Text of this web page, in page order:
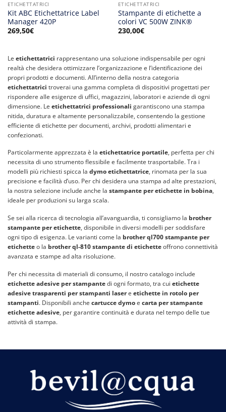
ETICHETTATRICI
Kit ABC Etichettatrice Label
Manager 420P
269,50€
ETICHETTATRICI
Stampante di etichette a
colori VC 500W ZINK®
230,00€
Le etichettatrici rappresentano una soluzione indispensabile per ogni
realtà che desidera ottimizzare l’organizzazione e l’identificazione dei
propri prodotti e documenti. All’interno della nostra categoria
etichettatrici troverai una gamma completa di dispositivi progettati per
rispondere alle esigenze di uffici, magazzini, laboratori e aziende di ogni
dimensione. Le etichettatrici professionali garantiscono una stampa
nitida, duratura e altamente personalizzabile, consentendo la gestione
efficiente di etichette per documenti, archivi, prodotti alimentari e
confezionati.
Particolarmente apprezzata è la etichettatrice portatile, perfetta per chi
necessita di uno strumento flessibile e facilmente trasportabile. Tra i
modelli più richiesti spicca la dymo etichettatrice, rinomata per la sua
precisione e facilità d’uso. Per chi desidera una stampa ad alte prestazioni,
la nostra selezione include anche la stampante per etichette in bobina,
ideale per produzioni su larga scala.
Se sei alla ricerca di tecnologia all’avanguardia, ti consigliamo la brother
stampante per etichette, disponibile in diversi modelli per soddisfare
ogni tipo di esigenza. Le varianti come la brother ql700 stampante per
etichetteo la brother ql-810 stampante di etichetteoffrono connettività
avanzata e stampe ad alta risoluzione.
Per chi necessita di materiali di consumo, il nostro catalogo include
etichette adesive per stampantedi ogni formato, tra cui etichette
adesive trasparenti per stampanti lasere etichette in rotolo per
stampanti. Disponibili anche cartucce dymoe carta per stampante
etichette adesive, per garantire continuità e durata nel tempo delle tue
attività di stampa.